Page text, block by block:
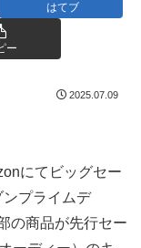
はてブ
ー
2025.07.09
にてビッグセー
プライムデ
の商品が先行セー